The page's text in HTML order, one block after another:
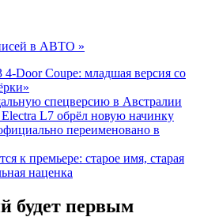
в АВТО »
Door Coupe: младшая версия со
спецверсию в Австралии
L7 обрёл новую начинку
переименовано в
к премьере: старое имя, старая
наценка
будет первым